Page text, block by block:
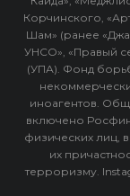
Корчинского,
Шам» (ранее
УНСО», «Правый
(УПА). Фонд
иноагентов.
включено
физических лиц,
их
терроризму.